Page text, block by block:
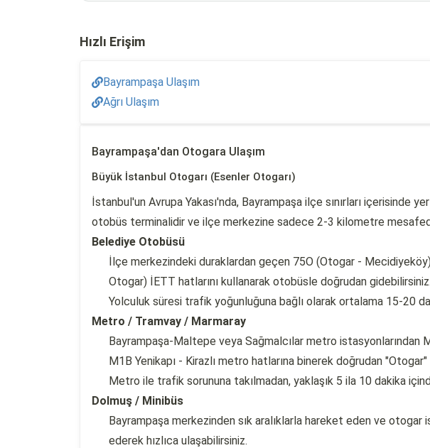
Hızlı Erişim
Bayrampaşa Ulaşım
Ağrı Ulaşım
Bayrampaşa'dan Otogara Ulaşım
Büyük İstanbul Otogarı (Esenler Otogarı)
İstanbul'un Avrupa Yakası'nda, Bayrampaşa ilçe sınırları içerisinde
otobüs terminalidir ve ilçe merkezine sadece 2-3 kilometre
Belediye Otobüsü
İlçe merkezindeki duraklardan geçen 75O (Otogar -
Otogar) İETT hatlarını kullanarak otobüsle doğrudan gidebilirsiniz.
Yolculuk süresi trafik yoğunluğuna bağlı olarak ortalama 15-20
Metro / Tramvay / Marmaray
Bayrampaşa-Maltepe veya Sağmalcılar metro istasyonlarından
M1B Yenikapı - Kirazlı metro hatlarına binerek doğrudan
Metro ile trafik sorununa takılmadan, yaklaşık 5 ila 10 dakika
Dolmuş / Minibüs
Bayrampaşa merkezinden sık aralıklarla hareket eden ve otogar
ederek hızlıca ulaşabilirsiniz.